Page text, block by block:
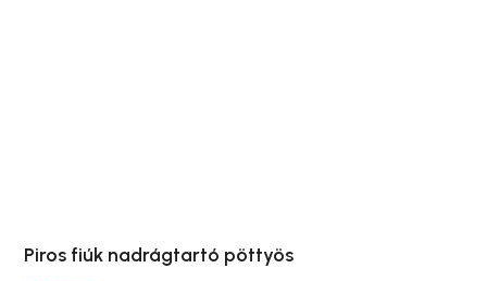
Piros fiúk nadrágtartó pöttyös